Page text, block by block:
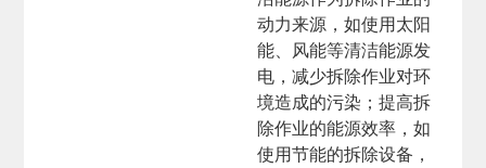
动力来源，如使用太阳
能、风能等清洁能源发
电，减少拆除作业对环
境造成的污染；提高拆
除作业的能源效率，如
使用节能的拆除设备，